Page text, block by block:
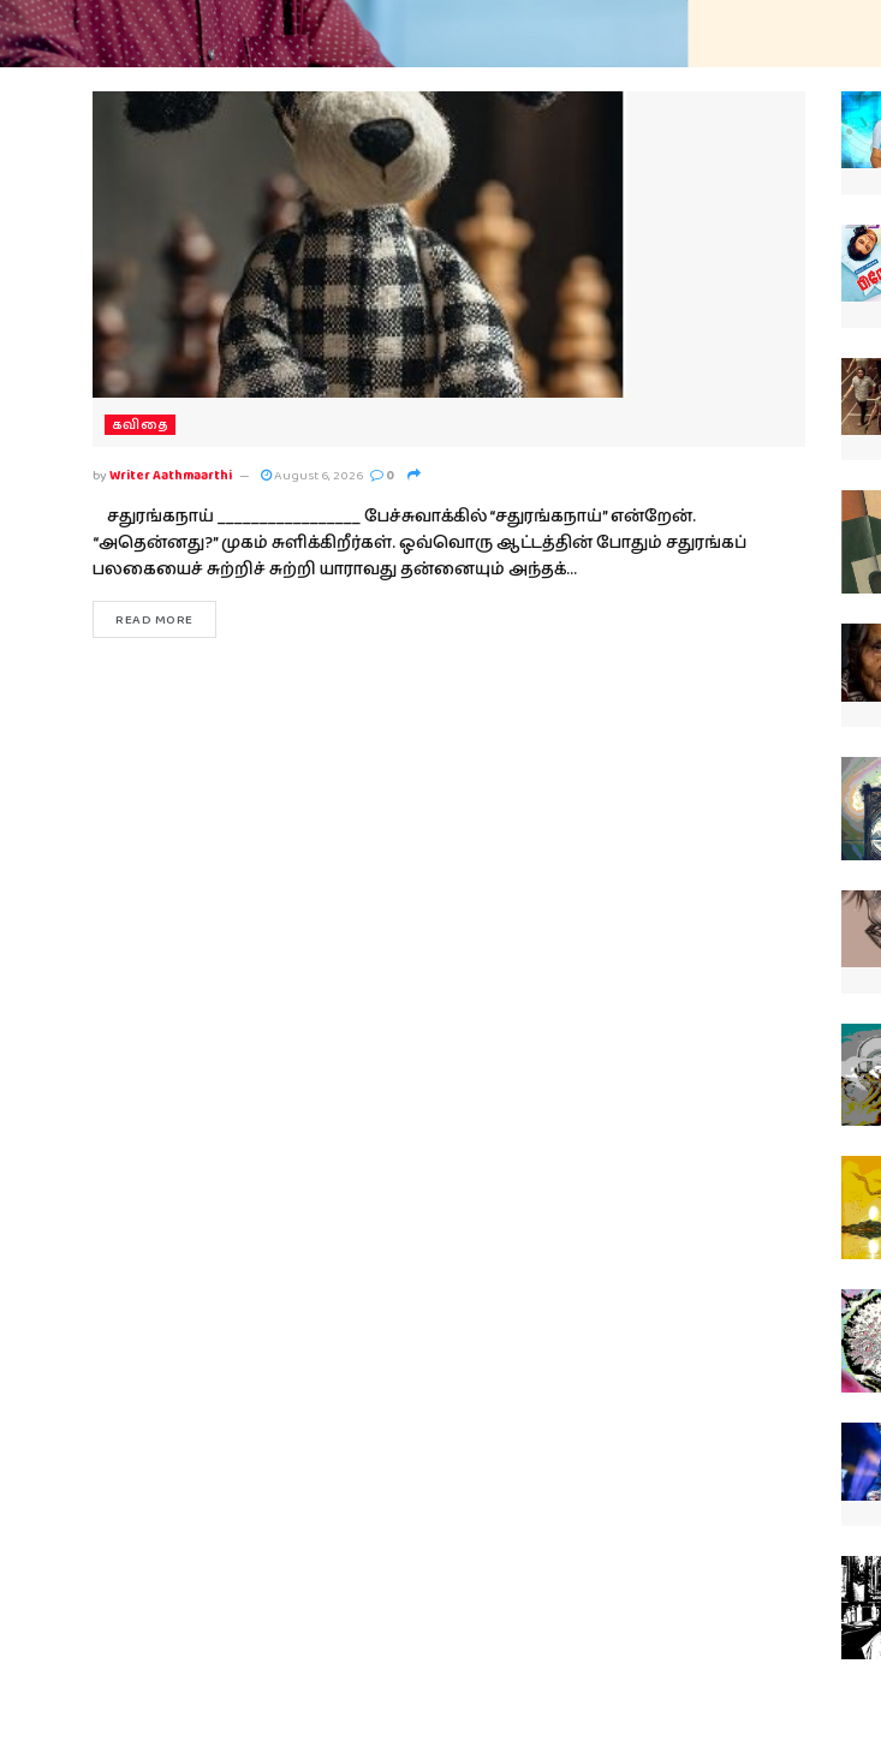
கவிதை
byWriter Aathmaarthi August 6, 2026 0
சதுரங்கநாய் _________________ பேச்சுவாக்கில் “சதுரங்கநாய்” என்றேன்.
“அதென்னது?” முகம் சுளிக்கிறீர்கள். ஒவ்வொரு ஆட்டத்தின் போதும் சதுரங்கப்
பலகையைச் சுற்றிச் சுற்றி யாராவது தன்னையும் அந்தக்...
READ MORE